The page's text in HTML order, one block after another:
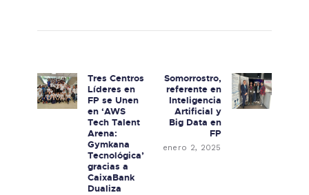
Previous post:
Tres Centros
Líderes en
FP se Unen
en ‘AWS
Tech Talent
Arena:
Gymkana
Tecnológica’
gracias a
CaixaBank
Dualiza
Next post:
Somorrostro,
referente en
Inteligencia
Artificial y
Big Data en
FP
enero 2, 2025